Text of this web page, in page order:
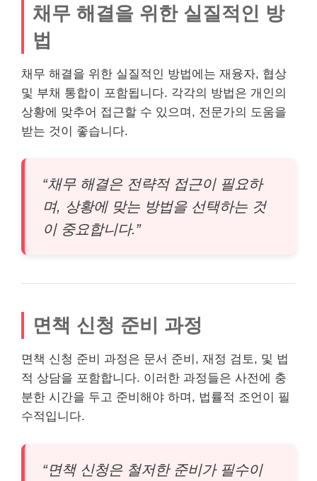
채무 해결을 위한 실질적인 방
법
채무 해결을 위한 실질적인 방법에는 재융자, 협상
및 부채 통합이 포함됩니다. 각각의 방법은 개인의
상황에 맞추어 접근할 수 있으며, 전문가의 도움을
받는 것이 좋습니다.
“채무 해결은 전략적 접근이 필요하
며, 상황에 맞는 방법을 선택하는 것
이 중요합니다.”
면책 신청 준비 과정
면책 신청 준비 과정은 문서 준비, 재정 검토, 및 법
적 상담을 포함합니다. 이러한 과정들은 사전에 충
분한 시간을 두고 준비해야 하며, 법률적 조언이 필
수적입니다.
“면책 신청은 철저한 준비가 필수이